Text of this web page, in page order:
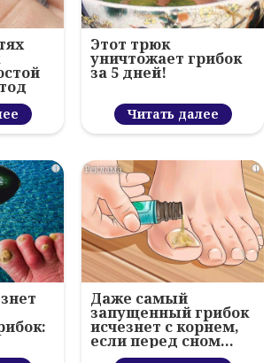
Этот трюк
уничтожает грибок
за 5 дней!
Читать далее
i i
Даже самый
запущенный грибок
исчезнет с корнем,
если перед сном…